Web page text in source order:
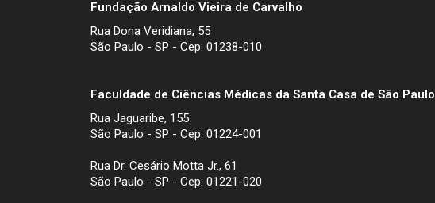
Fundação Arnaldo Vieira de Carvalho
Rua Dona Veridiana, 55
São Paulo - SP - Cep: 01238-010
Faculdade de Ciências Médicas da Santa Casa de São Paulo
Rua Jaguaribe, 155
São Paulo - SP - Cep: 01224-001
Rua Dr. Cesário Motta Jr., 61
São Paulo - SP - Cep: 01221-020